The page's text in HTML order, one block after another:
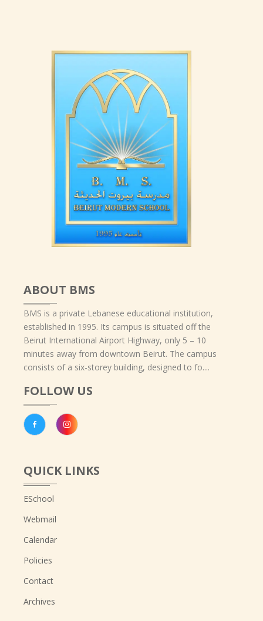
ABOUT BMS
BMS is a private Lebanese educational institution,
established in 1995. Its campus is situated off the
Beirut International Airport Highway, only 5 – 10
minutes away from downtown Beirut. The campus
consists of a six-storey building, designed to fo....
FOLLOW US
QUICK LINKS
ESchool
Webmail
Calendar
Policies
Contact
Archives